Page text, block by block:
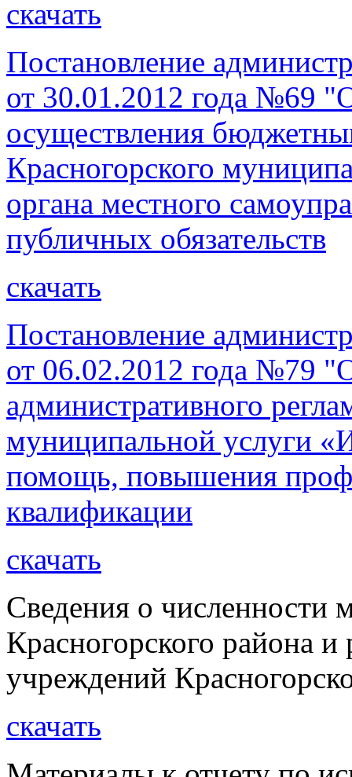
скачать
Постановление
от 30.01.2012 года №69
осуществления
Красногорского
органа местного
публичных обязательств
скачать
Постановление
от 06.02.2012 года №79
административного
муниципальной услуги
помощь, повышения
квалификации
скачать
Сведения о
Красногорского района
учреждений
скачать